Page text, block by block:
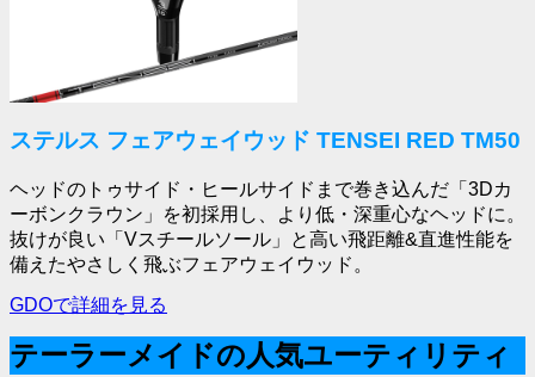
ステルス フェアウェイウッド TENSEI RED TM50
ヘッドのトゥサイド・ヒールサイドまで巻き込んだ「3Dカ
ーボンクラウン」を初採用し、より低・深重心なヘッドに。
抜けが良い「Vスチールソール」と高い飛距離&直進性能を
備えたやさしく飛ぶフェアウェイウッド。
GDOで詳細を見る
テーラーメイドの人気ユーティリティ